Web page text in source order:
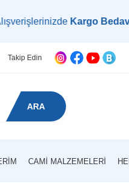
Kargo Bedava!| Çağrı
Takip Edin
ARA
CAMI MALZEMELERI